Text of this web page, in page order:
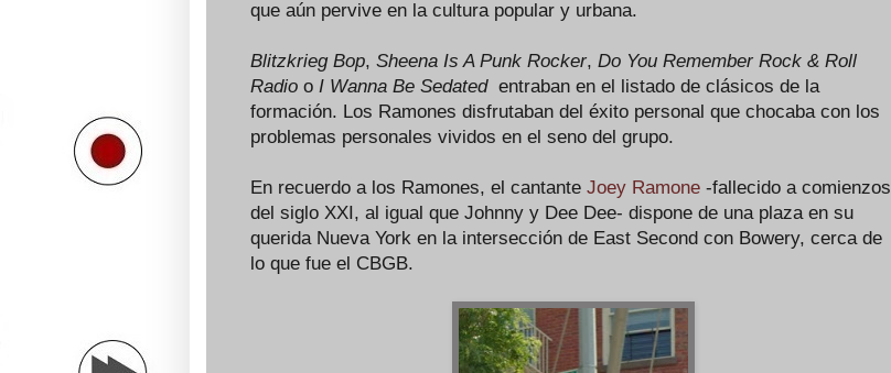
que aún pervive en la cultura popular y urbana.
Blitzkrieg Bop, Sheena Is A Punk Rocker, Do You Remember Rock & Roll
Radio o I Wanna Be Sedated entraban en el listado de clásicos de la
formación. Los Ramones disfrutaban del éxito personal que chocaba con los
problemas personales vividos en el seno del grupo.
En recuerdo a los Ramones, el cantante Joey Ramone -fallecido a comienzos
del siglo XXI, al igual que Johnny y Dee Dee- dispone de una plaza en su
querida Nueva York en la intersección de East Second con Bowery, cerca de
lo que fue el CBGB.